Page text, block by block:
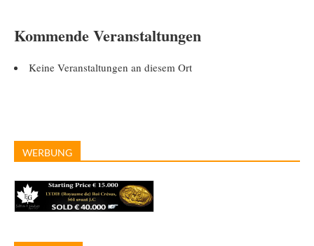
Kommende Veranstaltungen
Keine Veranstaltungen an diesem Ort
WERBUNG